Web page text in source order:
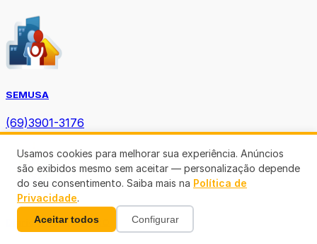
SEMUSA
(69)3901-3176
Diário Oficial TCE-RO
Usamos cookies para melhorar sua experiência. Anúncios
são exibidos mesmo sem aceitar — personalização depende
do seu consentimento. Saiba mais na Política de
Privacidade.
Aceitar todos Configurar